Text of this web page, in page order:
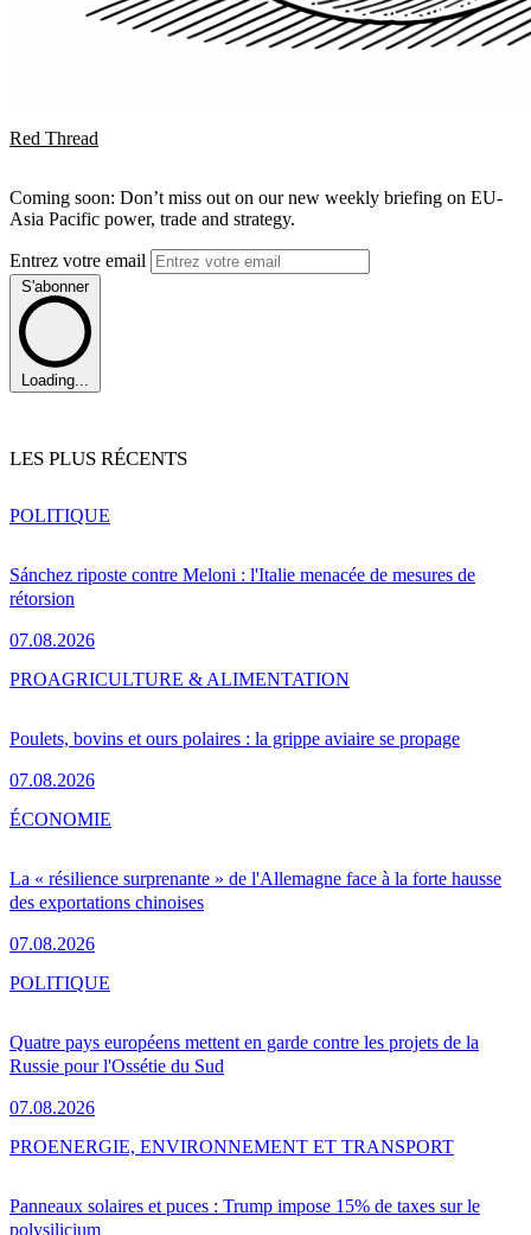
Red Thread
Coming soon: Don’t miss out on our new weekly briefing on EU-
Asia Pacific power, trade and strategy.
Entrez votre email
S'abonner
Loading...
LES PLUS RÉCENTS
Sánchez riposte contre Meloni : l'Italie menacée de mesures de
rétorsion
07.08.2026
POLITIQUE
Poulets, bovins et ours polaires : la grippe aviaire se propage
07.08.2026
PROAGRICULTURE & ALIMENTATION
La « résilience surprenante » de l'Allemagne face à la forte hausse
des exportations chinoises
07.08.2026
ÉCONOMIE
Quatre pays européens mettent en garde contre les projets de la
Russie pour l'Ossétie du Sud
07.08.2026
POLITIQUE
Panneaux solaires et puces : Trump impose 15% de taxes sur le
polysilicium
PROENERGIE, ENVIRONNEMENT ET TRANSPORT